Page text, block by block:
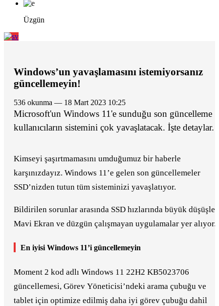
Üzgün
Windows’un yavaşlamasını istemiyorsanız
güncellemeyin!
536 okunma — 18 Mart 2023 10:25
Microsoft'un Windows 11'e sunduğu son güncelleme
kullanıcıların sistemini çok yavaşlatacak. İşte detaylar.
Kimseyi şaşırtmamasını umduğumuz bir haberle
karşınızdayız. Windows 11’e gelen son güncellemeler
SSD’nizden tutun tüm sisteminizi yavaşlatıyor.
Bildirilen sorunlar arasında SSD hızlarında büyük düşüşler,
Mavi Ekran ve düzgün çalışmayan uygulamalar yer alıyor.
En iyisi Windows 11’i güncellemeyin
Moment 2 kod adlı Windows 11 22H2 KB5023706
güncellemesi, Görev Yöneticisi’ndeki arama çubuğu ve
tablet için optimize edilmiş daha iyi görev çubuğu dahil